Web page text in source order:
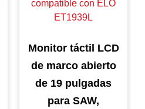
Monitor táctil LCD
de marco abierto
de 19 pulgadas
para SAW,